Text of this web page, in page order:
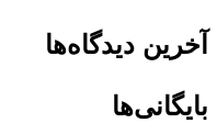
آخرین دیدگاه‌ها
بایگانی‌ها